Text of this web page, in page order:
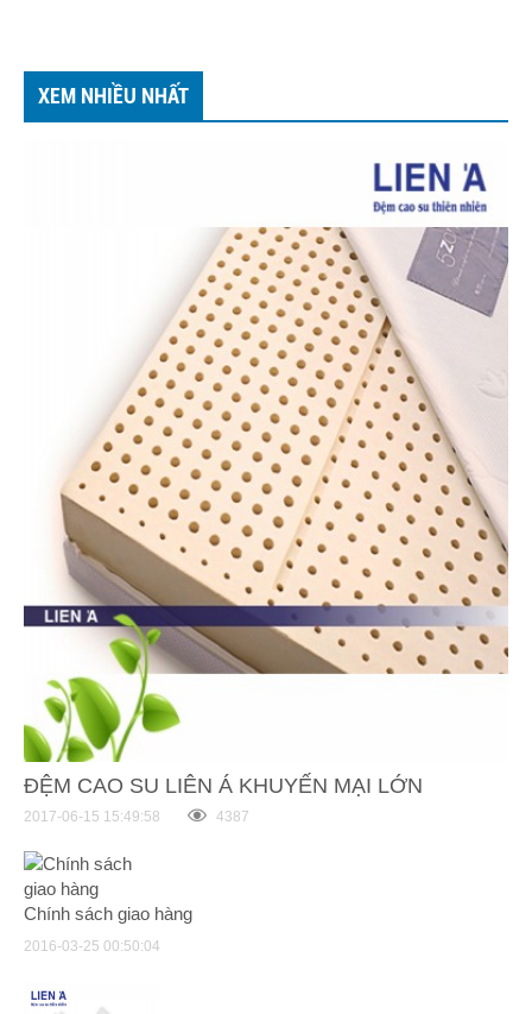
XEM NHIỀU NHẤT
ĐỆM CAO SU LIÊN Á KHUYẾN MẠI LỚN
2017-06-15 15:49:58 4387
Chính sách giao hàng
2016-03-25 00:50:04